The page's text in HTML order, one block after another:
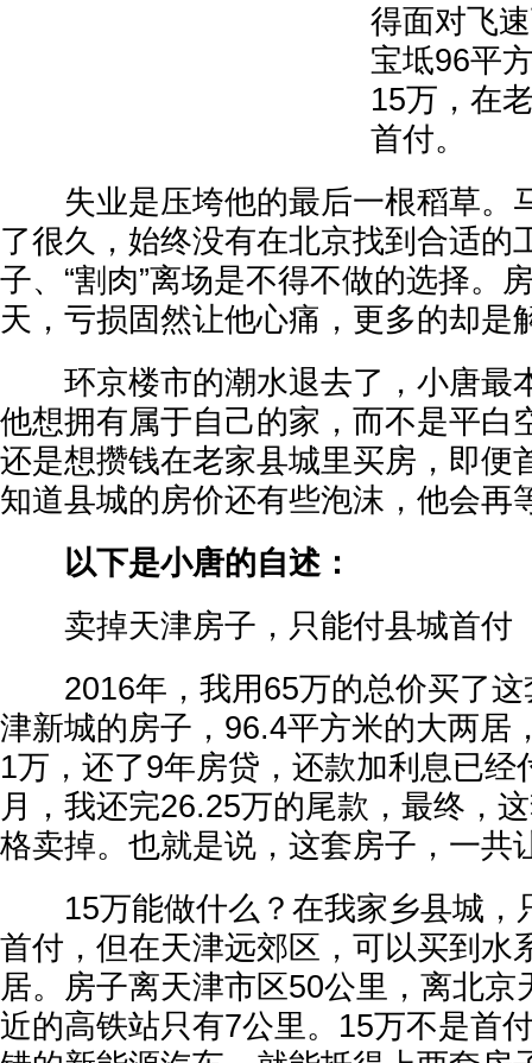
得面对飞
宝坻96平
15万，在
首付。
失业是压垮他的最后一根稻草。
了很久，始终没有在北京找到合适的
子、“割肉”离场是不得不做的选择。
天，亏损固然让他心痛，更多的却是
环京楼市的潮水退去了，小唐最
他想拥有属于自己的家，而不是平白
还是想攒钱在老家县城里买房，即便
知道县城的房价还有些泡沫，他会再
以下是小唐的自述：
卖掉天津房子，只能付县城首付
2016年，我用65万的总价买了这
津新城的房子，96.4平方米的大两居
1万，还了9年房贷，还款加利息已经
月，我还完26.25万的尾款，最终，
格卖掉。也就是说，这套房子，一共
15万能做什么？在我家乡县城，
首付，但在天津远郊区，可以买到水
居。房子离天津市区50公里，离北京
近的高铁站只有7公里。15万不是首